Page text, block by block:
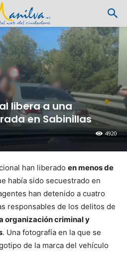
libera a una
en Sabinillas
4920
han liberado en menos de
había sido secuestrado en
han detenido a cuatro
responsables de los delitos de
organización criminal y
. Una fotografía en la que se
de la marca del vehículo